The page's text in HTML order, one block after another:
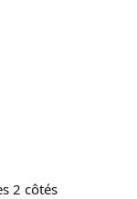
2 côtés